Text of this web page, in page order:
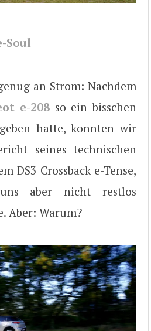
Soul
an Strom: Nachdem
e-208so ein bisschen
hatte, konnten wir
seines technischen
DS3 Crossback e-Tense,
aber nicht restlos
Aber: Warum?